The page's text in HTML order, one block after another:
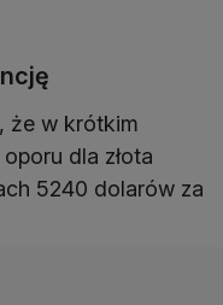
że w krótkim
dla złota
5240 dolarów za